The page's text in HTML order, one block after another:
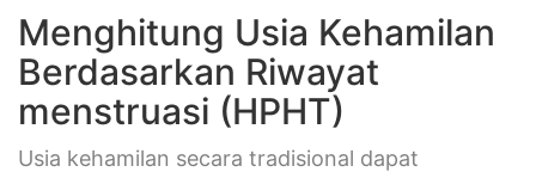
Menghitung Usia Kehamilan
Berdasarkan Riwayat
menstruasi (HPHT)
Usia kehamilan secara tradisional dapat